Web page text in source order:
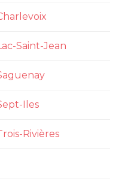
Saint-Jean
Iles
Rivières